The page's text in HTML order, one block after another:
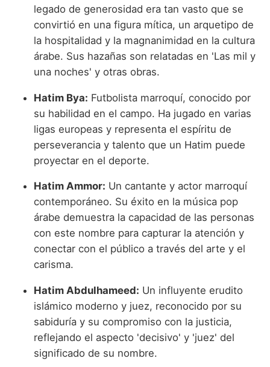
legado de generosidad era tan vasto que se
convirtió en una figura mítica, un arquetipo de
la hospitalidad y la magnanimidad en la cultura
árabe. Sus hazañas son relatadas en 'Las mil y
una noches' y otras obras.
Hatim Bya: Futbolista marroquí, conocido por
su habilidad en el campo. Ha jugado en varias
ligas europeas y representa el espíritu de
perseverancia y talento que un Hatim puede
proyectar en el deporte.
Hatim Ammor: Un cantante y actor marroquí
contemporáneo. Su éxito en la música pop
árabe demuestra la capacidad de las personas
con este nombre para capturar la atención y
conectar con el público a través del arte y el
carisma.
Hatim Abdulhameed: Un influyente erudito
islámico moderno y juez, reconocido por su
sabiduría y su compromiso con la justicia,
reflejando el aspecto 'decisivo' y 'juez' del
significado de su nombre.